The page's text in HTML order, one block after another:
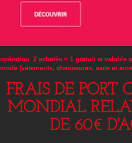
opération 2 achetés = 1 gratuit et valable
mode (vêtements, chaussures, sacs et
FRAIS DE PORT
MONDIAL
DE 60€